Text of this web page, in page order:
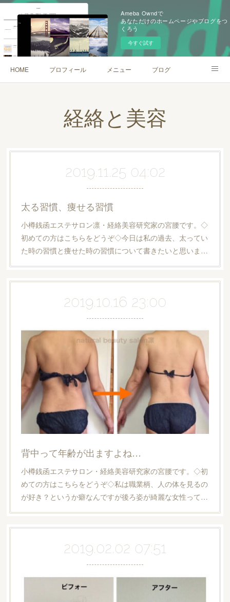
Ameba Owndで
あなただけのホームページやブログをつ
くろう
今すぐ試す
HOME プロフィール メニュー ブログ
経絡と美容
2019.11.25 04:02
太る習慣、痩せる習慣
小樽銭函エステサロン凛・経絡美容研究家の宮腰です。◇
初めての方はこちらをどうぞ◇今日は私の過去、太ってい
た時の習慣と痩せた時の習慣について書きたいと思いま…
2019.10.16 23:00
背中って年齢が出ますよね…
小樽銭函エステサロン・経絡美容研究家の宮腰です。◇初
めての方はこちらをどうぞ◇私は職業柄、人の体を見るの
が好き？というか癖なんですが後ろ姿が綺麗な女性って…
2019.02.02 07:51